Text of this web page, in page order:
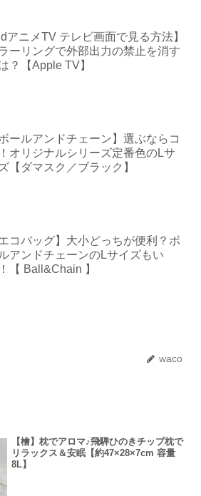
dアニメTV テレビ画面で見る方法】
ーリングで外部出力の禁止を消す
？【Apple TV】
ボールアンドチェーン】選ぶならコ
オリジナルシリーズ定番色のLサ
【ダマスク／ブラック】
エコバッグ】大小どっちが便利？ボ
アンドチェーンのLサイズもい
【 Ball&Chain 】
waco
【檜】枕でアロマ♪飛騨ひのきチップ枕で
リラックス＆安眠【約47×28×7cm 容量
8L】